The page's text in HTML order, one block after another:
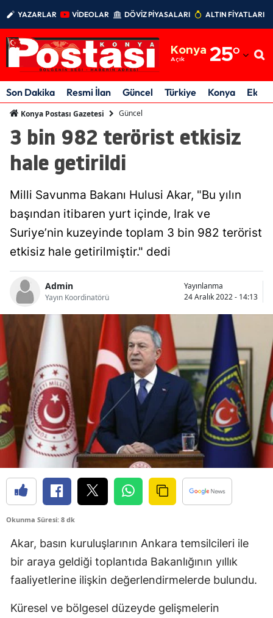
YAZARLAR VİDEOLAR DÖVİZ PİYASALARI ALTIN FİYATLARI
Konya
Açık 25°
Adıyaman
Afyonkarahisar
Amasya
Artvin
Aydın
Bilecik
Bingöl
Bolu
Burdur
Bursa
Çanakkale
Çankırı
Çorum
Diyarbakır
Edirne
Elazığ
Erzincan
Son Dakika Resmi İlan Güncel Türkiye Konya
Konya Postası Gazetesi Güncel
3 bin 982 terörist etkisiz
hale getirildi
Milli Savunma Bakanı Hulusi Akar, "Bu yılın
başından itibaren yurt içinde, Irak ve
Suriye’nin kuzeyinde toplam 3 bin 982 terörist
etkisiz hale getirilmiştir." dedi
Admin
Yayın Koordinatörü
Yayınlanma
24 Aralık 2022 - 14:13
Okunma Süresi: 8 dk
Akar, basın kuruluşlarının Ankara temsilcileri ile
bir araya geldiği toplantıda Bakanlığının yıllık
faaliyetlerine ilişkin değerlendirmelerde bulundu.
Küresel ve bölgesel düzeyde gelişmelerin